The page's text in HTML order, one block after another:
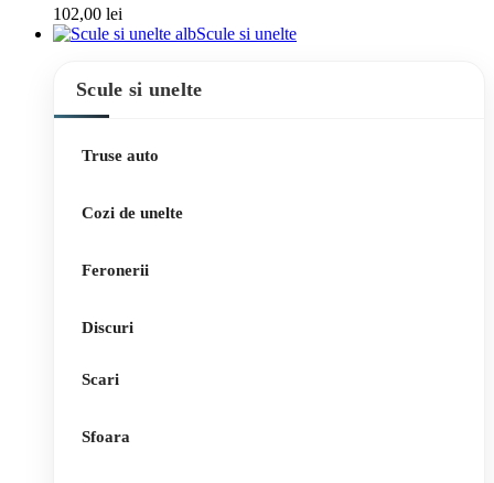
102,00 lei
Scule si unelte
Scule si unelte
Truse auto
Cozi de unelte
Feronerii
Discuri
Scari
Sfoara